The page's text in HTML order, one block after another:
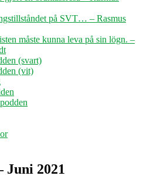
på SVT… – Rasmus
måste kunna leva på sin lögn. –
(svart)
(vit)
Juni 2021